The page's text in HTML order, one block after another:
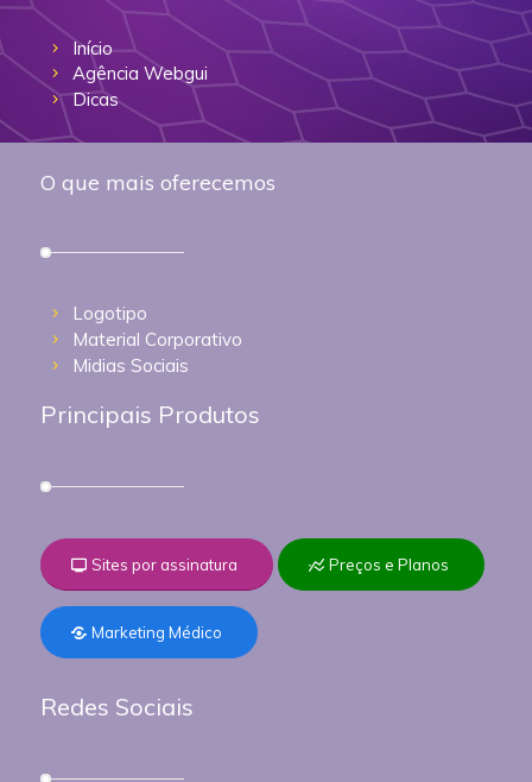
Início
Agência Webgui
Dicas
O que mais oferecemos
Logotipo
Material Corporativo
Midias Sociais
Principais Produtos
Sites por assinatura Preços e Planos
Marketing Médico
Redes Sociais